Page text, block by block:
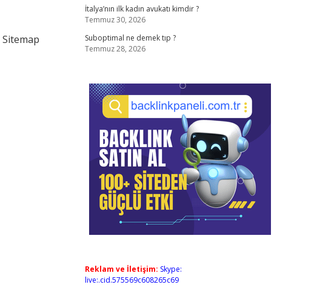
Sitemap
İtalya’nın ilk kadın avukatı kimdir ?
Temmuz 30, 2026
Suboptimal ne demek tıp ?
Temmuz 28, 2026
Reklam ve İletişim: Skype:
live:.cid.575569c608265c69